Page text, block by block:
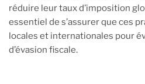
réduire leur taux d’imposition
essentiel de s’assurer que ces
locales et internationales pour
d’évasion fiscale.